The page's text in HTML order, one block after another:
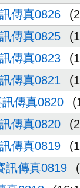
傳真0826
傳真0825
傳真0823
傳真0821
傳真0820
傳真0820
傳真0819
訊傳真0819